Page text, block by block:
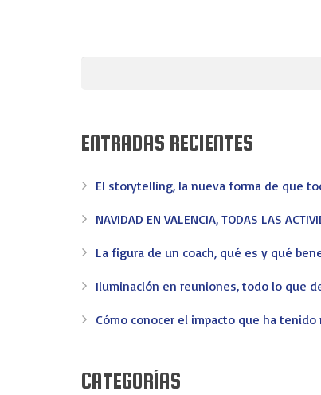
ENTRADAS RECIENTES
El storytelling, la nueva forma de que
NAVIDAD EN VALENCIA, TODAS LAS
La figura de un coach, qué es y qué
Iluminación en reuniones, todo lo que
Cómo conocer el impacto que ha
CATEGORÍAS
confianza en Valencia.
Congresos Convenciones Incentivos Meeting
info@ev-eventos.com